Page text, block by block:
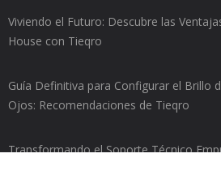
Viviendo el Futuro: Descubre las
House con Tieqro
Guía Definitiva para Configurar el Brillo
Ojos: Recomendaciones de Tieqro
Transformando el Soporte Técnico